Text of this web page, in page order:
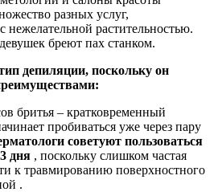
разных услуг,
нежелательной растительностью.
бреют пах станком.
депиляции, поскольку он
бритья – кратковременный
пробиваться уже через пару
советуют пользоваться
дня , поскольку слишком частая
к травмированию поверхностного
.